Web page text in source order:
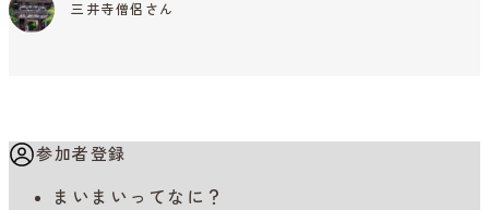
三井寺僧侶さん
参加者登録
まいまいってなに？